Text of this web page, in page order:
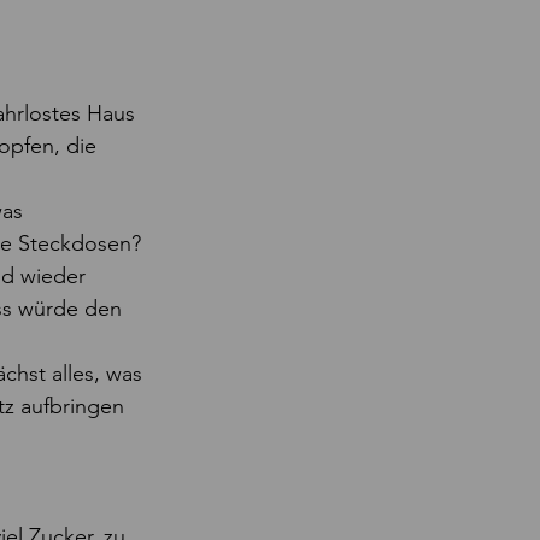
Haus
die
Steckdosen?
wieder
würde den
alles, was
aufbringen